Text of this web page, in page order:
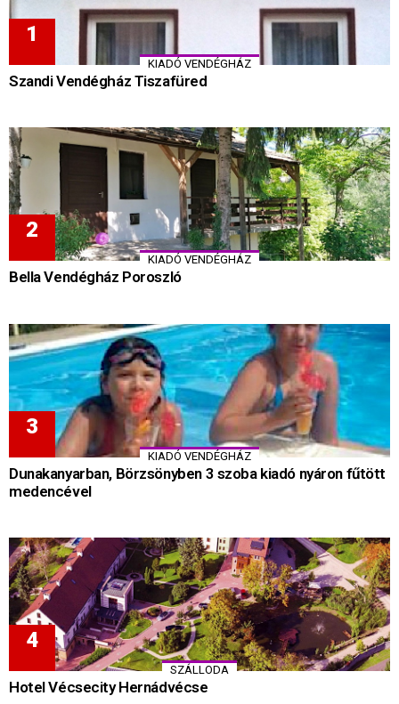
KIADÓ VENDÉGHÁZ
Szandi Vendégház Tiszafüred
KIADÓ VENDÉGHÁZ
Bella Vendégház Poroszló
KIADÓ VENDÉGHÁZ
Dunakanyarban, Börzsönyben 3 szoba kiadó nyáron fűtött
medencével
SZÁLLODA
Hotel Vécsecity Hernádvécse